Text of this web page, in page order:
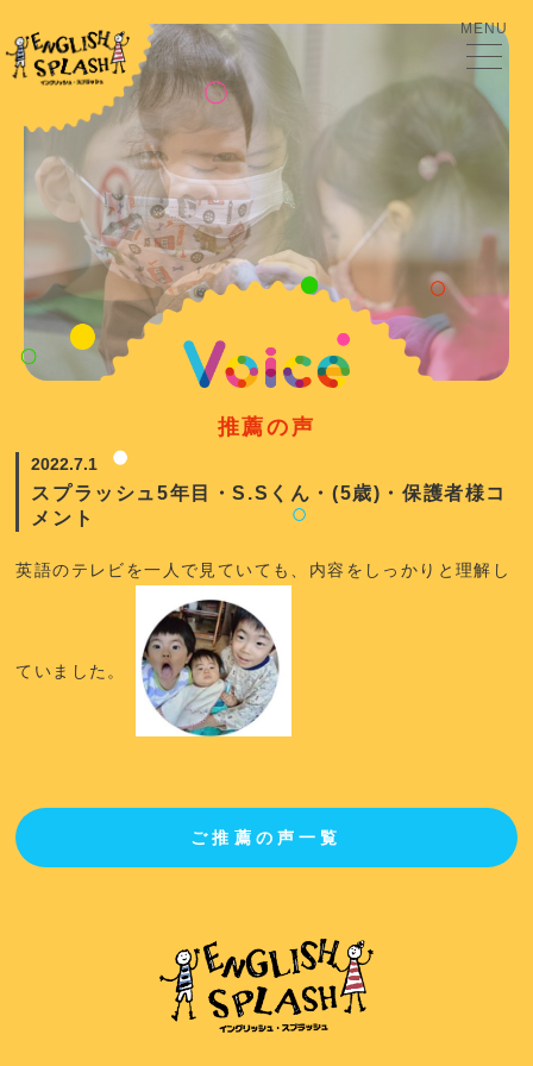
推薦の声
MENU
2022.7.1
スプラッシュ5年目・S.Sくん・(5歳)・保護者様コ
メント
英語のテレビを一人で見ていても、内容をしっかりと理解し
ていました。
ご推薦の声一覧